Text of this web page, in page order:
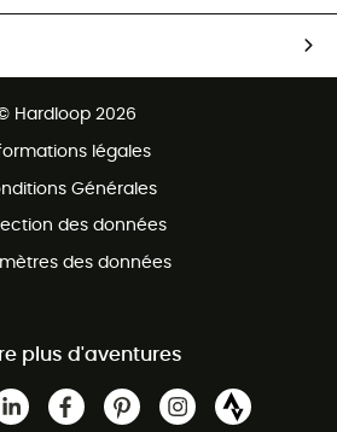
Hardloop 2026
légales
Générales
des données
des données
plus d'aventures